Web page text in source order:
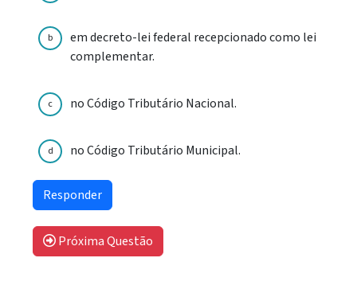
b
em decreto-lei federal recepcionado como lei
complementar.
c no Código Tributário Nacional.
d no Código Tributário Municipal.
Próxima Questão